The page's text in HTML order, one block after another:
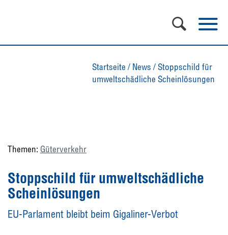
Startseite / News /Stoppschild für
umweltschädliche Scheinlösungen
Themen: Güterverkehr
Stoppschild für umweltschädliche
Scheinlösungen
EU-Parlament bleibt beim Gigaliner-Verbot